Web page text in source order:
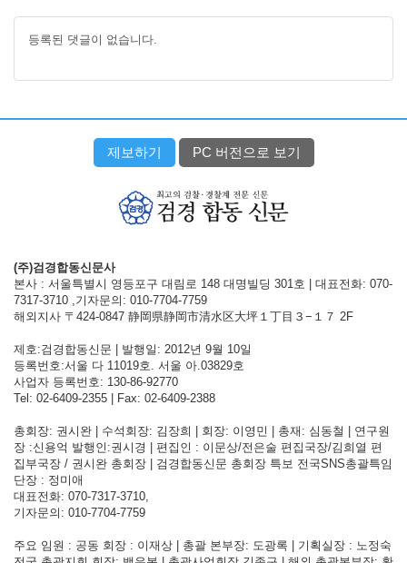
등록된 댓글이 없습니다.
제보하기 PC 버전으로 보기
(주)검경합동신문사
본사 : 서울특별시 영등포구 대림로 148 대명빌딩 301호 | 대표전화: 070-
7317-3710 ,기자문의: 010-7704-7759
해외지사 〒424-0847 静岡県静岡市清水区大坪１丁目３−１７ 2F
제호:검경합동신문 | 발행일: 2012년 9월 10일
등록번호:서울 다 11019호. 서울 아.03829호
사업자 등록번호: 130-86-92770
Tel: 02-6409-2355 | Fax: 02-6409-2388
총회장: 권시완 | 수석회장: 김장희 | 회장: 이영민 | 총재: 심동철 | 연구원
장 :신용억 발행인:권시경 | 편집인 : 이문상/전은술 편집국장/김희열 편
집부국장 / 권시완 총회장 | 검경합동신문 총회장 특보 전국SNS총괄특임
단장 : 정미애
대표전화: 070-7317-3710,
기자문의: 010-7704-7759
주요 임원 : 공동 회장 : 이재상 | 총괄 본부장: 도광록 | 기획실장 : 노정숙